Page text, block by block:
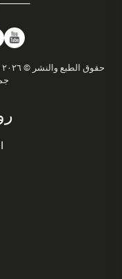
حقوق الطبع والنشر © ٢٠٢٦ شركة فوشان كوباث للأجهزة الصحية المحدودة